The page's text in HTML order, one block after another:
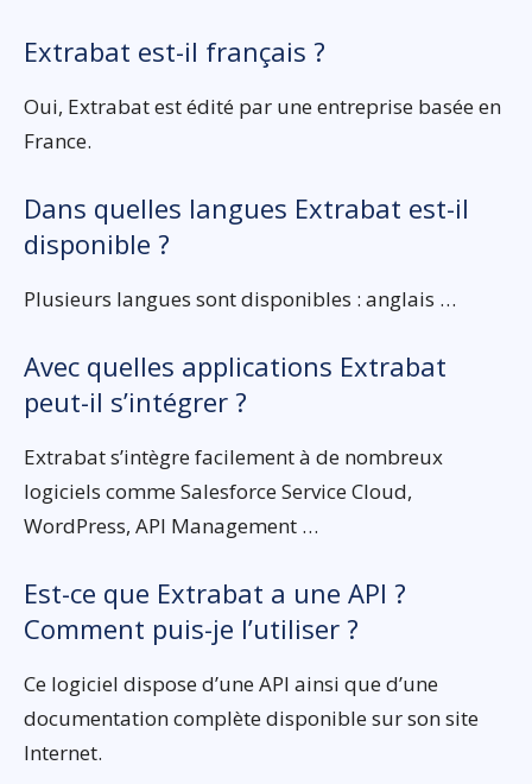
Extrabat est-il français ?
Oui, Extrabat est édité par une entreprise basée en
France.
Dans quelles langues Extrabat est-il
disponible ?
Plusieurs langues sont disponibles : anglais …
Avec quelles applications Extrabat
peut-il s’intégrer ?
Extrabat s’intègre facilement à de nombreux
logiciels comme Salesforce Service Cloud,
WordPress, API Management …
Est-ce que Extrabat a une API ?
Comment puis-je l’utiliser ?
Ce logiciel dispose d’une API ainsi que d’une
documentation complète disponible sur son site
Internet.